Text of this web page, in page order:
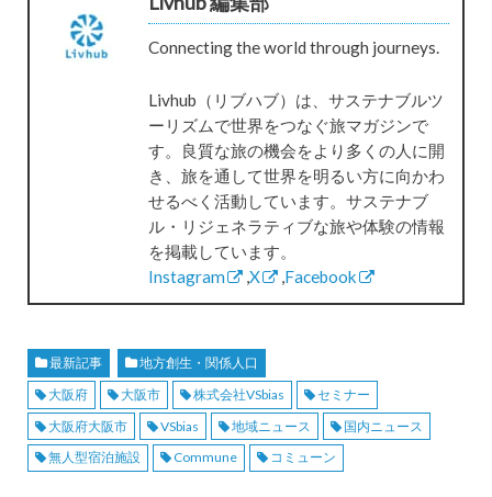
Connecting the world through journeys.
Livhub（リブハブ）は、サステナブルツ
ーリズムで世界をつなぐ旅マガジンで
す。良質な旅の機会をより多くの人に開
き、旅を通して世界を明るい方に向かわ
せるべく活動しています。サステナブ
ル・リジェネラティブな旅や体験の情報
を掲載しています。
Instagram
,X ,Facebook
最新記事
地方創生・関係人口
大阪府
大阪市 株式会社VSbias
セミナー
大阪府大阪市
VSbias 地域ニュース
国内ニュース
無人型宿泊施設
Commune コミューン